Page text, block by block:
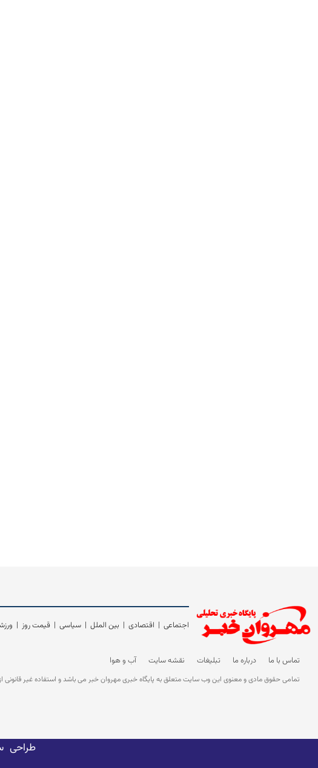
اجتماعی | اقتصادی | بین الملل |سیاسی |قیمت روز |
تماس با ما درباره ما تبلیغات نقشه سایت آب و هوا
تمامی حقوق مادی و معنوی این وب سایت متعلق به پایگاه خبری مهروان خبر می باشد و استفاده غیر قانونی از
طراحی